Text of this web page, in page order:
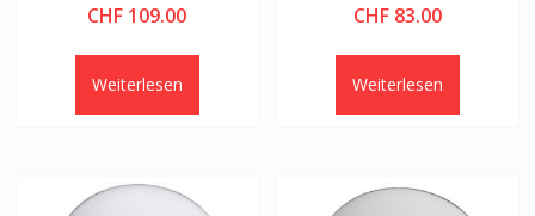
CHF 109.00
Weiterlesen
CHF 83.00
Weiterlesen